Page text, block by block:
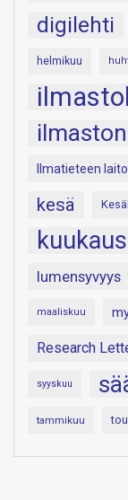
digilehti
helmikuu
Ilmatieteen
kesä
lumensyvyys
maaliskuu
Research
syyskuu
tammikuu